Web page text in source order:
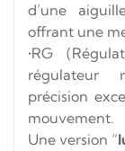
d’une
offrant une
•RG
régulateur
précision
mouvement.
Une version “